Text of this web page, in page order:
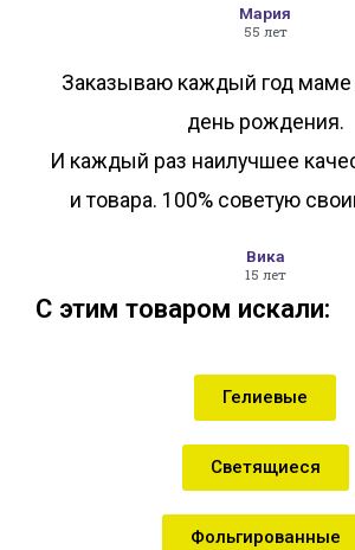
Мария
55 лет
Заказываю каждый год маме
день рождения.
И каждый раз наилучшее
и товара. 100% советую
Вика
15 лет
С этим товаром искали:
Гелиевые
Светящиеся
Фольгированные